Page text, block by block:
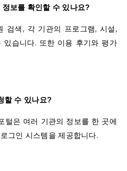
보를 확인할 수 있나요?
검색, 각 기관의 프로그램, 시설,
습니다. 또한 이용 후기와 평가
할 수 있나요?
털은 여러 기관의 정보를 한 곳에
그인 시스템을 제공합니다.